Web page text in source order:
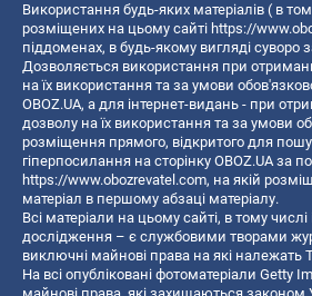
Використання будь-яких матеріалів ( в
розміщених на цьому сайті https://
піддоменах, в будь-якому вигляді суворо
Дозволяється використання при
на їх використання та за умови
OBOZ.UA, а для інтернет-видань - при
дозволу на їх використання та за умови
розміщення прямого, відкритого для
гіперпосилання на сторінку OBOZ.UA за
https://www.obozrevatel.com, на якій
матеріал в першому абзаці матеріалу.
Всі матеріали на цьому сайті, в тому числі
дослідження – є службовими творами
виключні майнові права на які належать
На всі опубліковані фотоматеріали Getty